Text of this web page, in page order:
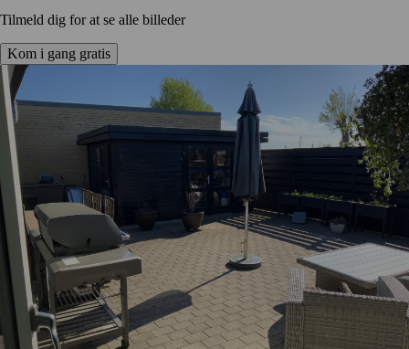
Tilmeld dig for at se alle billeder
Kom i gang gratis